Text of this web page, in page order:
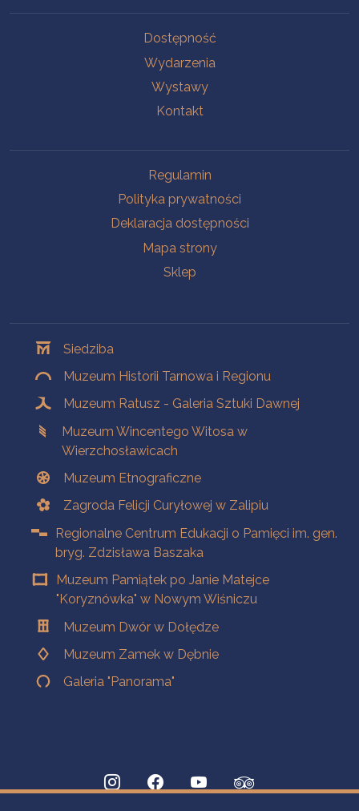
Dostępność
Wydarzenia
Wystawy
Kontakt
Regulamin
Polityka prywatności
Deklaracja dostępności
Mapa strony
Sklep
Siedziba
Muzeum Historii Tarnowa i Regionu
Muzeum Ratusz - Galeria Sztuki Dawnej
Muzeum Wincentego Witosa w
Wierzchosławicach
Muzeum Etnograficzne
Zagroda Felicji Curyłowej w Zalipiu
Regionalne Centrum Edukacji o Pamięci im. gen.
bryg. Zdzisława Baszaka
Muzeum Pamiątek po Janie Matejce
"Koryznówka" w Nowym Wiśniczu
Muzeum Dwór w Dołędze
Muzeum Zamek w Dębnie
Galeria "Panorama"